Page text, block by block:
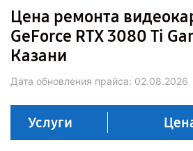
Цена ремонта
GeForce RTX 3080 Ti
Казани
Дата обновления прайса: 02.08.2026
Услуги